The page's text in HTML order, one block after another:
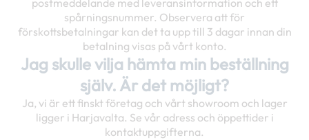
postmeddelande med leveransinformation och ett
spårningsnummer. Observera att för
förskottsbetalningar kan det ta upp till 3 dagar innan din
betalning visas på vårt konto.
Jag skulle vilja hämta min beställning
själv. Är det möjligt?
Ja, vi är ett finskt företag och vårt showroom och lager
ligger i Harjavalta. Se vår adress och öppettider i
kontaktuppgifterna.